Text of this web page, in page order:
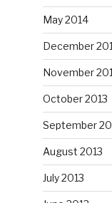
May 2014
December
November
October 2013
September
August 2013
July 2013